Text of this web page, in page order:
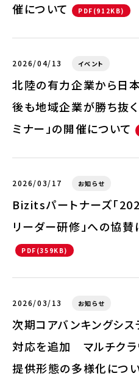
催について
PDF(912KB)
2026/04/13 イベント
北陸の有力企業から日
後も地域企業が勝ち抜
ミナー」の開催について
2026/03/17 お知らせ
Bizitsパートナーズ「
リーダー研修」への協
PDF(359KB)
2026/03/13 お知らせ
次期コアバンキングシス
対応を追加 マルチクラ
提供形態の多様化につ